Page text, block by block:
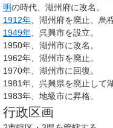
明の時代、湖州府に改名。
1912年 、湖州府を廃止、烏
1949年 、呉興市を設立。
1950年、湖州市に改名。
1962年、湖州市を廃止。
1970年、湖州市に回復。
1981年、呉興県を廃止して
1983年、地級市に昇格。
行政区画